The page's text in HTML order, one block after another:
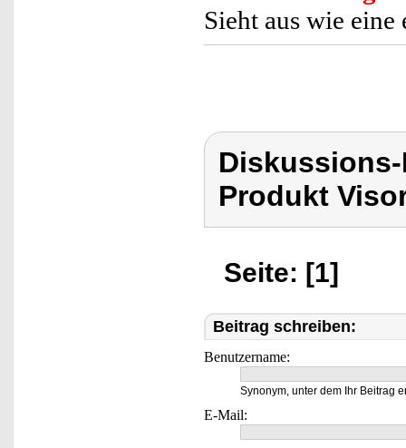
Sieht aus wie eine
Produkt
Seite: [1]
Beitrag schreiben:
Benutzername:
Synonym, unter dem Ihr Beitrag
E-Mail: